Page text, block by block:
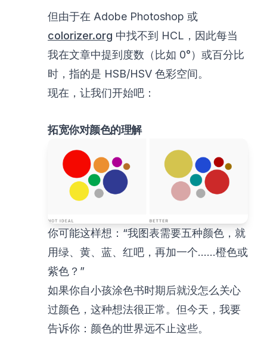
但由于在 Adobe Photoshop 或
colorizer.org 中找不到 HCL，因此每当
我在文章中提到度数（比如 0°）或百分比
时，指的是 HSB/HSV 色彩空间。
现在，让我们开始吧：
拓宽你对颜色的理解
你可能这样想：“我图表需要五种颜色，就
用绿、黄、蓝、红吧，再加一个……橙色或
紫色？”
如果你自小孩涂色书时期后就没怎么关心
过颜色，这种想法很正常。但今天，我要
告诉你：颜色的世界远不止这些。